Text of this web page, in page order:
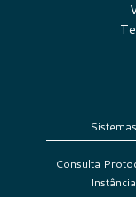
Sistemas
Consulta
Instância